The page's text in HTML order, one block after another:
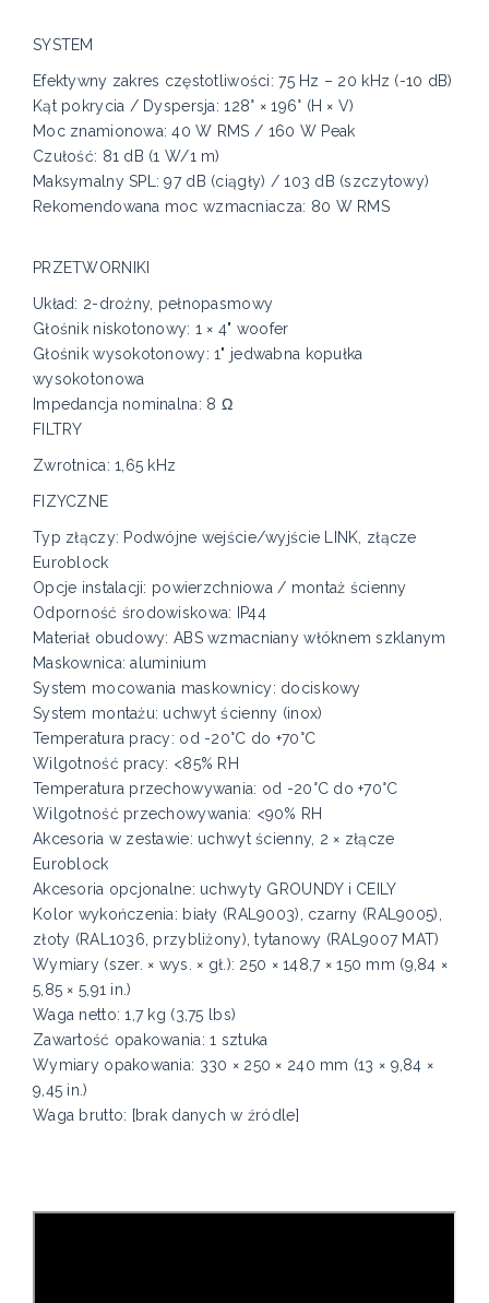
SYSTEM
Efektywny zakres częstotliwości: 75 Hz – 20 kHz (-10 dB)
Kąt pokrycia / Dyspersja: 128° × 196° (H × V)
Moc znamionowa: 40 W RMS / 160 W Peak
Czułość: 81 dB (1 W/1 m)
Maksymalny SPL: 97 dB (ciągły) / 103 dB (szczytowy)
Rekomendowana moc wzmacniacza: 80 W RMS
PRZETWORNIKI
Układ: 2-drożny, pełnopasmowy
Głośnik niskotonowy: 1 × 4" woofer
Głośnik wysokotonowy: 1" jedwabna kopułka
wysokotonowa
Impedancja nominalna: 8 Ω
FILTRY
Zwrotnica: 1,65 kHz
FIZYCZNE
Typ złączy: Podwójne wejście/wyjście LINK, złącze
Euroblock
Opcje instalacji: powierzchniowa / montaż ścienny
Odporność środowiskowa: IP44
Materiał obudowy: ABS wzmacniany włóknem szklanym
Maskownica: aluminium
System mocowania maskownicy: dociskowy
System montażu: uchwyt ścienny (inox)
Temperatura pracy: od -20°C do +70°C
Wilgotność pracy: <85% RH
Temperatura przechowywania: od -20°C do +70°C
Wilgotność przechowywania: <90% RH
Akcesoria w zestawie: uchwyt ścienny, 2 × złącze
Euroblock
Akcesoria opcjonalne: uchwyty GROUNDY i CEILY
Kolor wykończenia: biały (RAL9003), czarny (RAL9005),
złoty (RAL1036, przybliżony), tytanowy (RAL9007 MAT)
Wymiary (szer. × wys. × gł.): 250 × 148,7 × 150 mm (9,84 ×
5,85 × 5,91 in.)
Waga netto: 1,7 kg (3,75 lbs)
Zawartość opakowania: 1 sztuka
Wymiary opakowania: 330 × 250 × 240 mm (13 × 9,84 ×
9,45 in.)
Waga brutto: [brak danych w źródle]